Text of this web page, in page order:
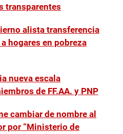
transparentes
alista transferencia
hogares en pobreza
nueva escala
de FF.AA. y PNP
cambiar de nombre al
por “Ministerio de